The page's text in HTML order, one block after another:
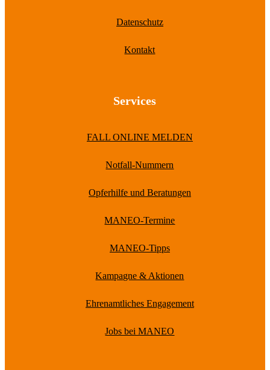
Datenschutz
Kontakt
Services
FALL ONLINE MELDEN
Notfall-Nummern
Opferhilfe und Beratungen
MANEO-Termine
MANEO-Tipps
Kampagne & Aktionen
Ehrenamtliches Engagement
Jobs bei MANEO